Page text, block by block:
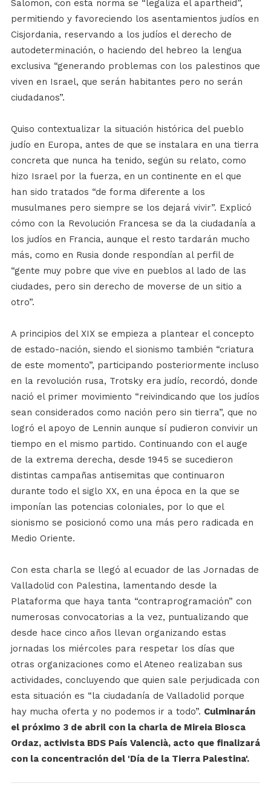
Salomon, con esta norma se “legaliza el apartheid”,
permitiendo y favoreciendo los asentamientos judíos en
Cisjordania, reservando a los judíos el derecho de
autodeterminación, o haciendo del hebreo la lengua
exclusiva “generando problemas con los palestinos que
viven en Israel, que serán habitantes pero no serán
ciudadanos”.
Quiso contextualizar la situación histórica del pueblo
judío en Europa, antes de que se instalara en una tierra
concreta que nunca ha tenido, según su relato, como
hizo Israel por la fuerza, en un continente en el que
han sido tratados “de forma diferente a los
musulmanes pero siempre se los dejará vivir”. Explicó
cómo con la Revolución Francesa se da la ciudadanía a
los judíos en Francia, aunque el resto tardarán mucho
más, como en Rusia donde respondían al perfil de
“gente muy pobre que vive en pueblos al lado de las
ciudades, pero sin derecho de moverse de un sitio a
otro”.
A principios del XIX se empieza a plantear el concepto
de estado-nación, siendo el sionismo también “criatura
de este momento”, participando posteriormente incluso
en la revolución rusa, Trotsky era judío, recordó, donde
nació el primer movimiento “reivindicando que los judíos
sean considerados como nación pero sin tierra”, que no
logró el apoyo de Lennin aunque sí pudieron convivir un
tiempo en el mismo partido. Continuando con el auge
de la extrema derecha, desde 1945 se sucedieron
distintas campañas antisemitas que continuaron
durante todo el siglo XX, en una época en la que se
imponían las potencias coloniales, por lo que el
sionismo se posicionó como una más pero radicada en
Medio Oriente.
Con esta charla se llegó al ecuador de las Jornadas de
Valladolid con Palestina, lamentando desde la
Plataforma que haya tanta “contraprogramación” con
numerosas convocatorias a la vez, puntualizando que
desde hace cinco años llevan organizando estas
jornadas los miércoles para respetar los días que
otras organizaciones como el Ateneo realizaban sus
actividades, concluyendo que quien sale perjudicada con
esta situación es “la ciudadanía de Valladolid porque
hay mucha oferta y no podemos ir a todo”. Culminarán
el próximo 3 de abril con la charla de Mireia Biosca
Ordaz, activista BDS País Valencià, acto que finalizará
con la concentración del 'Día de la Tierra Palestina'.